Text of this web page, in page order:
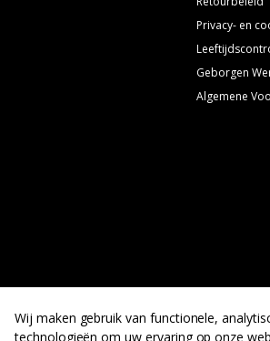
Privacy- en
Geborgen
Algemene
Wij maken gebruik van functionele,
technologieën om uw ervaring op onze